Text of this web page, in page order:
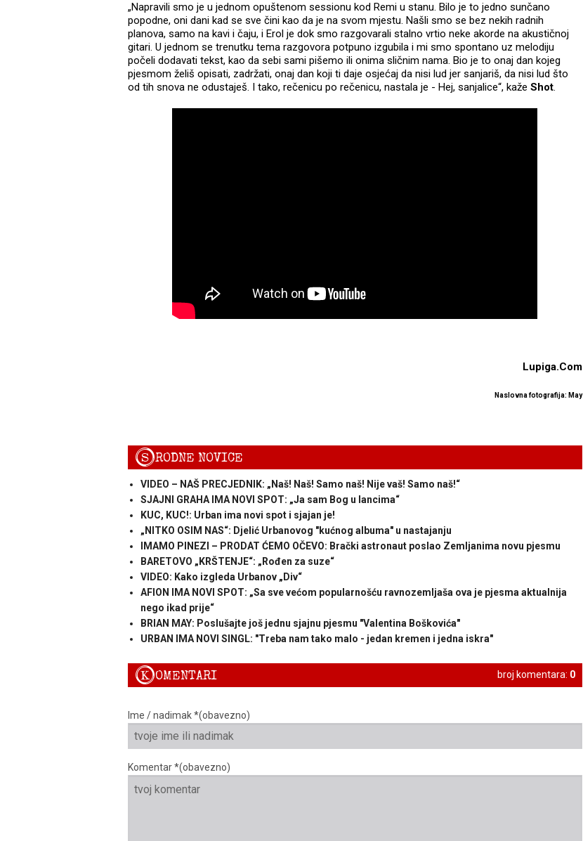
„Napravili smo je u jednom opuštenom sessionu kod Remi u stanu. Bilo je to jedno sunčano
popodne, oni dani kad se sve čini kao da je na svom mjestu. Našli smo se bez nekih radnih
planova, samo na kavi i čaju, i Erol je dok smo razgovarali stalno vrtio neke akorde na akustičnoj
gitari. U jednom se trenutku tema razgovora potpuno izgubila i mi smo spontano uz melodiju
počeli dodavati tekst, kao da sebi sami pišemo ili onima sličnim nama. Bio je to onaj dan kojeg
pjesmom želiš opisati, zadržati, onaj dan koji ti daje osjećaj da nisi lud jer sanjariš, da nisi lud što
od tih snova ne odustaješ. I tako, rečenicu po rečenicu, nastala je - Hej, sanjalice“, kaže Shot.
Lupiga.Com
Naslovna fotografija: May
SRODNE NOVICE
VIDEO – NAŠ PRECJEDNIK: „Naš! Naš! Samo naš! Nije vaš! Samo naš!“
SJAJNI GRAHA IMA NOVI SPOT: „Ja sam Bog u lancima“
KUC, KUC!: Urban ima novi spot i sjajan je!
„NITKO OSIM NAS“: Djelić Urbanovog "kućnog albuma" u nastajanju
IMAMO PINEZI – PRODAT ĆEMO OČEVO: Brački astronaut poslao Zemljanima novu pjesmu
BARETOVO „KRŠTENJE“: „Rođen za suze“
VIDEO: Kako izgleda Urbanov „Div“
AFION IMA NOVI SPOT: „Sa sve većom popularnošću ravnozemljaša ova je pjesma aktualnija
nego ikad prije“
BRIAN MAY: Poslušajte još jednu sjajnu pjesmu "Valentina Boškovića"
URBAN IMA NOVI SINGL: "Treba nam tako malo - jedan kremen i jedna iskra"
broj komentara: 0
KOMENTARI
Ime / nadimak *(obavezno)
Komentar *(obavezno)